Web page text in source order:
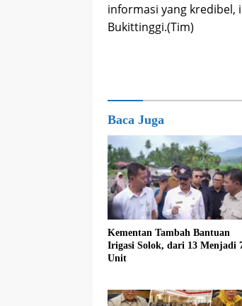
informasi yang kredibel,
Bukittinggi.(Tim)
Baca Juga
Kementan Tambah Bantuan
Irigasi Solok, dari 13 Menjadi
Unit